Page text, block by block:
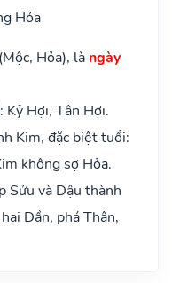
Hỏa
Hỏa), là ngày
Kỷ Hợi, Tân Hợi.
Kim, đặc biệt tuổi:
không sợ Hỏa.
Sửu và Dậu thành
Dần, phá Thân,